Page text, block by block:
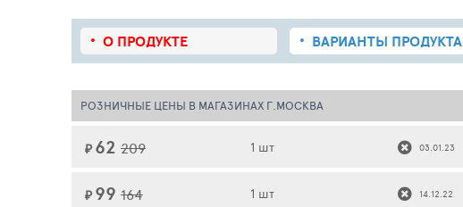
О ПРОДУКТЕ ВАРИАНТЫ ПРОДУКТА
РОЗНИЧНЫЕ ЦЕНЫ В МАГАЗИНАХ Г.МОСКВА
₽ 62 209 1 шт 03.01.23
₽ 99 164 1 шт 14.12.22